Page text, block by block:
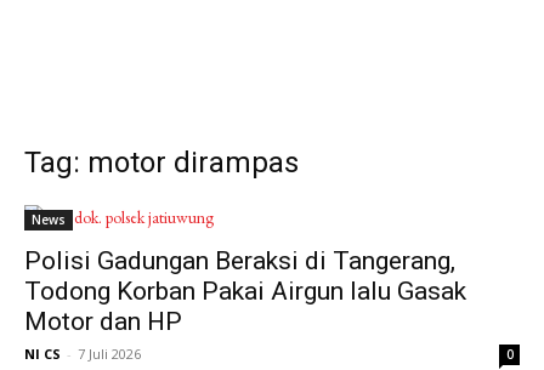
Tag: motor dirampas
News
Polisi Gadungan Beraksi di Tangerang,
Todong Korban Pakai Airgun lalu Gasak
Motor dan HP
NI CS - 7 Juli 2026 0